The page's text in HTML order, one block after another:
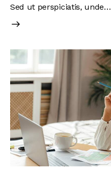
Sed ut perspiciatis, unde…